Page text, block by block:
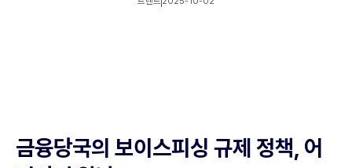
금융당국의 보이스피싱 규제 정책, 어